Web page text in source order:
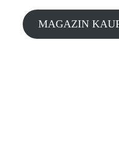
MAGAZIN